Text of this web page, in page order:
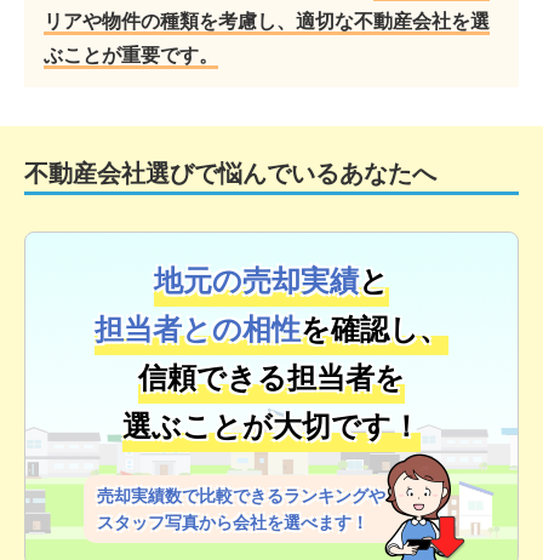
リアや物件の種類を考慮し、適切な不動産会社を選
ぶことが重要です。
不動産会社選びで悩んでいるあなたへ
地元の売却実績と
担当者との相性を確認し、
信頼できる担当者を
選ぶことが大切です！
売却実績数で比較できるランキングや
スタッフ写真から会社を選べます！